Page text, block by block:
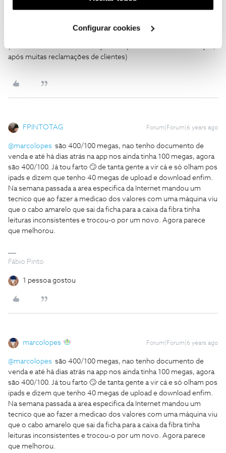
utilização dos cookies clicando em "Configurar
Configurar cookies
400! (400/???)
Pode ver no documento de VENDA (não deve ter, pq a NOS
após muitas reclamações de clientes)
FPINTOTAG Forum|Forum|6 years ago
@marcolopes são 400/100 megas, nao tenho documento de
venda e até há dias atrás na app nos ainda tinha 100 megas, agora
são 400/100. Já tou farto 🙄 de tanta gente a vir cá e só olham pos
ipads e dizem que tenho 40 megas de upload e download enfim.
Na semana passada a area especifica da Internet mandou um
tecnico que ao fazer a medicao dos valores com uma máquina viu
que o cabo amarelo que sai da ficha para a caixa da fibra tinha
leituras inconsistentes e trocou-o por um novo. Agora parece
que melhorou.
Fábio Pinto
1 pessoa gostou
marcolopes Forum|Forum|6 years ago
@marcolopes são 400/100 megas, nao tenho documento de
venda e até há dias atrás na app nos ainda tinha 100 megas, agora
são 400/100. Já tou farto 🙄 de tanta gente a vir cá e só olham pos
ipads e dizem que tenho 40 megas de upload e download enfim.
Na semana passada a area especifica da Internet mandou um
tecnico que ao fazer a medicao dos valores com uma máquina viu
que o cabo amarelo que sai da ficha para a caixa da fibra tinha
leituras inconsistentes e trocou-o por um novo. Agora parece
que melhorou.